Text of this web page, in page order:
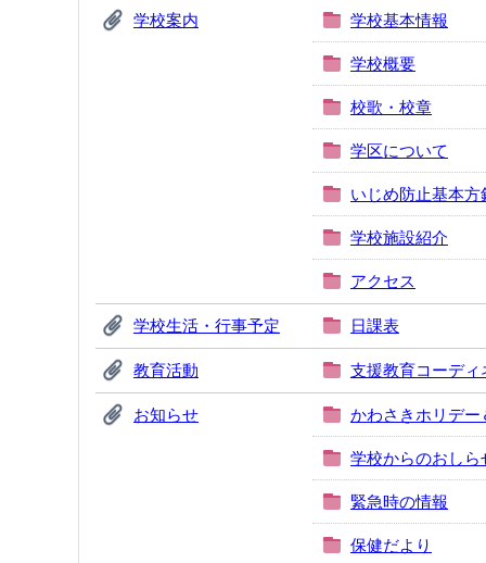
学校案内 学校基本情報
学校概要
校歌・校章
学区について
いじめ防止基本方
学校施設紹介
アクセス
学校生活・行事予定 日課表
教育活動 支援教育コーディ
お知らせ かわさきホリデー
学校からのおしら
緊急時の情報
保健だより